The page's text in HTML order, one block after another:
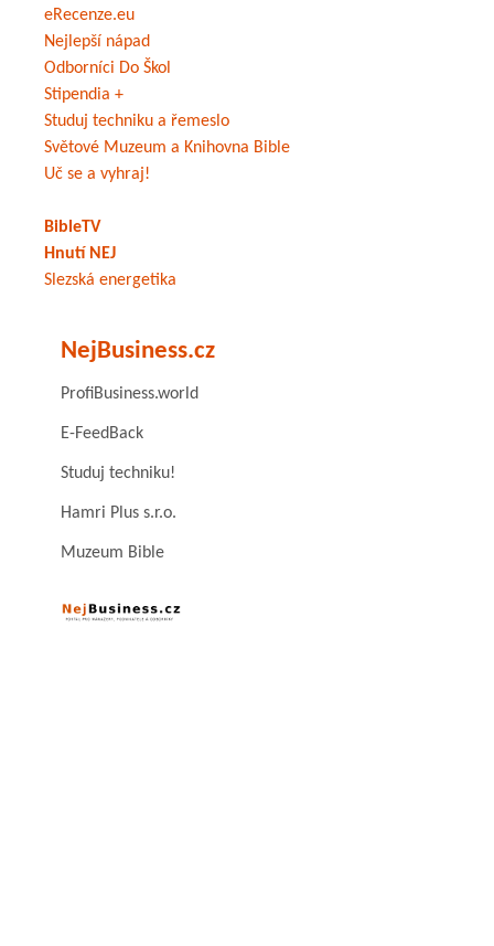
eRecenze.eu
Nejlepší nápad
Odborníci Do Škol
Stipendia +
Studuj techniku a řemeslo
Světové Muzeum a Knihovna Bible
Uč se a vyhraj!
BibleTV
Hnutí NEJ
Slezská energetika
NejBusiness.cz
ProfiBusiness.world
E-FeedBack
Studuj techniku!
Hamri Plus s.r.o.
Muzeum Bible